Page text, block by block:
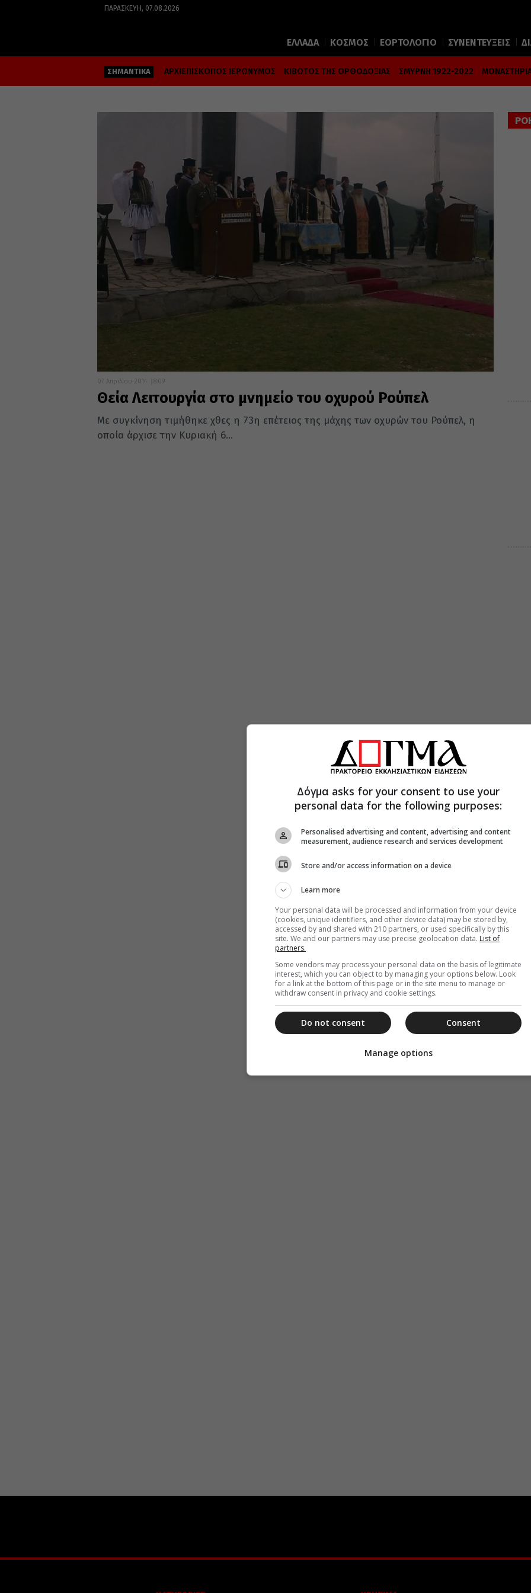
ΠΑΡΑΣΚΕΥΉ, 07.08.2026
ΕΛΛΑΔΑ ΚΟΣΜΟΣ ΕΟΡΤΟΛΟΓΙΟ ΣΥΝΕΝΤΕΥΞΕΙΣ
ΣΗΜΑΝΤΙΚΑ ΑΡΧΙΕΠΙΣΚΟΠΟΣ ΙΕΡΩΝΥΜΟΣ ΚΙΒΩΤΟΣ ΤΗΣ ΟΡΘΟΔΟΞΙΑΣ ΣΜΥΡΝΗ 1922-2022
07 Απριλίου 2014 8:09
Θεία Λειτουργία στο μνημείο του οχυρού Ρούπελ
Με συγκίνηση τιμήθηκε χθες η 73η επέτειος της μάχης των οχυρών του Ρούπελ, η
οποία άρχισε την Κυριακή 6...
Δόγμα asks for your consent to use your
personal data for the following purposes:
Personalised advertising and content, advertising and content
measurement, audience research and services development
Store and/or access information on a device
Learn more
Your personal data will be processed and information from your device
(cookies, unique identifiers, and other device data) may be stored by,
accessed by and shared with 210 partners, or used specifically by this
site. We and our partners may use precise geolocation data. List of
partners.
Some vendors may process your personal data on the basis of legitimate
interest, which you can object to by managing your options below. Look
for a link at the bottom of this page or in the site menu to manage or
withdraw consent in privacy and cookie settings.
Consent
Do not consent
Manage options